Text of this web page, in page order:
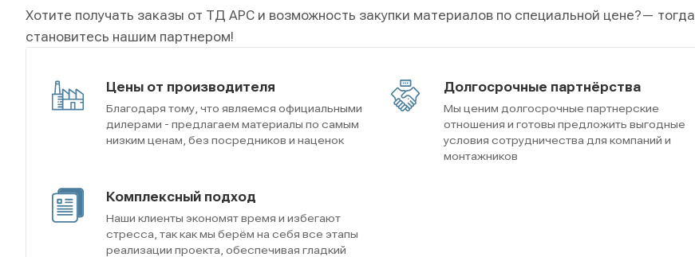
Хотите получать заказы от ТД АРС и возможность закупки материалов по специальной цене?— тогда
становитесь нашим партнером!
Цены от производителя
Благодаря тому, что являемся официальными
дилерами - предлагаем материалы по самым
низким ценам, без посредников и наценок
Долгосрочные партнёрства
Мы ценим долгосрочные партнерские
отношения и готовы предложить выгодные
условия сотрудничества для компаний и
монтажников
Комплексный подход
Наши клиенты экономят время и избегают
стресса, так как мы берём на себя все этапы
реализации проекта, обеспечивая гладкий